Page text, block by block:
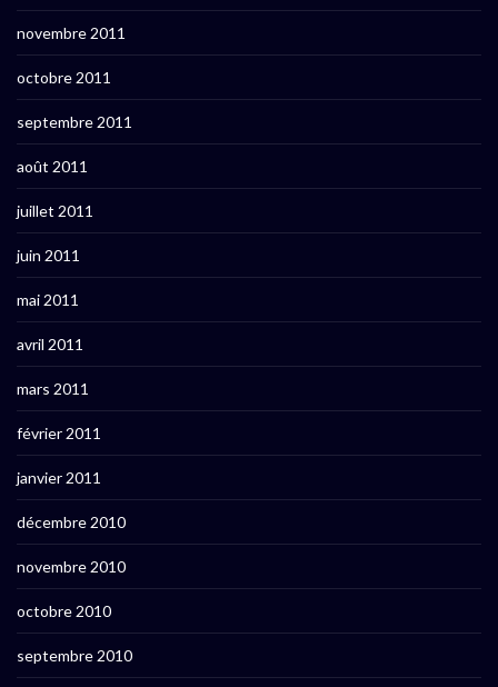
novembre 2011
octobre 2011
septembre 2011
août 2011
juillet 2011
juin 2011
mai 2011
avril 2011
mars 2011
février 2011
janvier 2011
décembre 2010
novembre 2010
octobre 2010
septembre 2010